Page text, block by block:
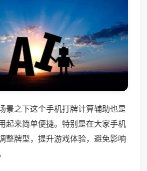
景之下这个手机打牌计算辅助也是
起来简单便捷。特别是在大家手机
整牌型，提升游戏体验，避免影响